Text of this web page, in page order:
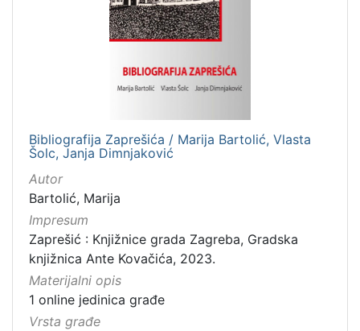
Bibliografija Zaprešića / Marija Bartolić, Vlasta
Šolc, Janja Dimnjaković
Autor
Bartolić, Marija
Impresum
Zaprešić : Knjižnice grada Zagreba, Gradska
knjižnica Ante Kovačića, 2023.
Materijalni opis
1 online jedinica građe
Vrsta građe